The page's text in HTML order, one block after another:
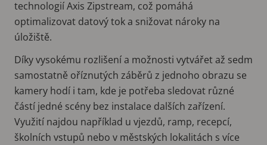
technologií Axis Zipstream, což pomáhá
optimalizovat datový tok a snižovat nároky na
úložiště.
Díky vysokému rozlišení a možnosti vytvářet až sedm
samostatně oříznutých záběrů z jednoho obrazu se
kamery hodí i tam, kde je potřeba sledovat různé
částí jedné scény bez instalace dalších zařízení.
Využití najdou například u vjezdů, ramp, recepcí,
školních vstupů nebo v městských lokalitách s více